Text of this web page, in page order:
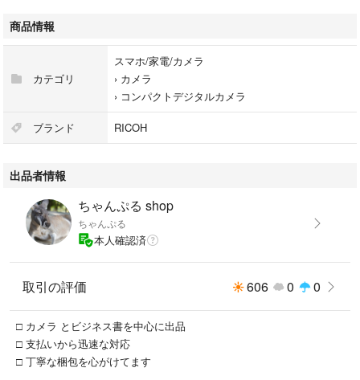
5ミリ判換算で40mm相当の標準画角が得られ、従来のGRシリーズが搭載
している遠近感を強調しやすい28mm相当の画角とは異なり、パースペク
ティブが少なく自然な遠近感の新たな視野でのスナップ撮影に対応。非球
面レンズ2…
代表カラー：ブラック
台数：1.0 台
Wi-Fi対応：有
最短撮影距離（標準）：12.0 cm
手ブレ補正機能：有
発売年月日：2021/10/01
防塵：無
防滴・防水機能：有
シャッタースピード最高値：4000.0
バリアングル液晶：無
顔認識機能：有
本体重量：232.0 g
商品情報
カテゴリ
スマホ/家電/カメラ
› カメラ
› コンパクトデジタルカメラ
ブランド RICOH
出品者情報
ちゃんぷる shop
ちゃんぷる
本人確認済
取引の評価 606 0 0
□ カメラ とビジネス書を中心に出品
□ 支払いから迅速な対応
□ 丁寧な梱包を心がけてます